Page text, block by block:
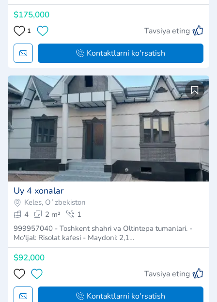
$175,000
1 Tavsiya eting
Kontaktlarni ko'rsatish
Uy 4 xonalar
Keles, Oʻzbekiston
4
2 m²
1
999957040 - Toshkent shahri va Oltintepa tumanlari. -
Mo'ljal: Risolat kafesi - Maydoni: 2,1…
$92,000
Tavsiya eting
Kontaktlarni ko'rsatish